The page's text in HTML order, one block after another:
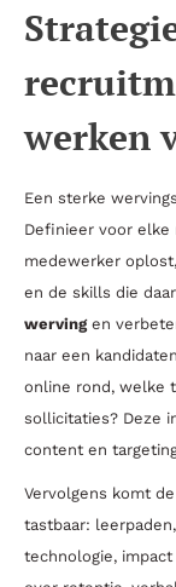
werken
Een sterke
Definieer voor
medewerker
en de skills die
wervingen
naar een
online rond, welke
sollicitaties? Deze
content en
Vervolgens komt
tastbaar:
technologie,